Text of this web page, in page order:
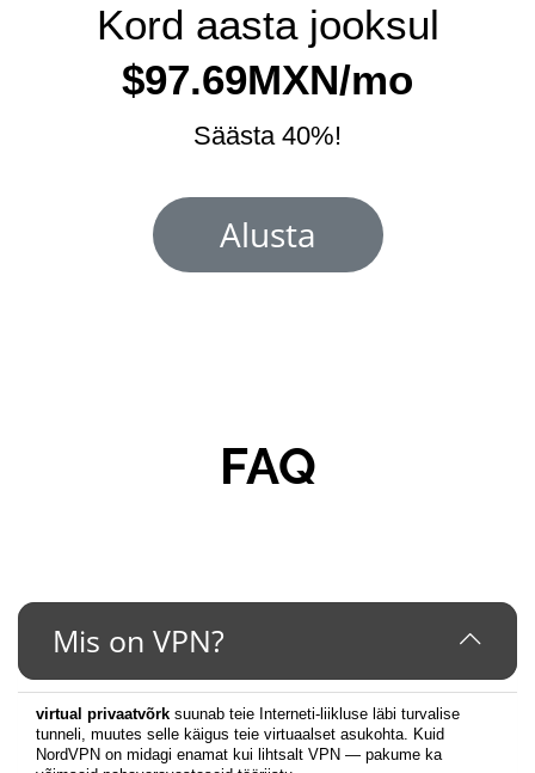
Kord aasta jooksul
$97.69MXN/mo
Säästa 40%!
Alusta
FAQ
Mis on VPN?
virtual privaatvõrk suunab teie Interneti-liikluse läbi turvalise
tunneli, muutes selle käigus teie virtuaalset asukohta. Kuid
NordVPN on midagi enamat kui lihtsalt VPN — pakume ka